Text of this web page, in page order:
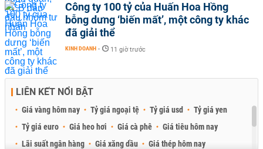
Công ty 100 tỷ của Huấn Hoa Hồng
bỗng dưng ‘biến mất’, một công ty khác
đã giải thể
KINH DOANH - 11 giờ trước
LIÊN KẾT NỔI BẬT
Giá vàng hôm nay Tỷ giá ngoại tệ Tỷ giá usd
Tỷ giá yen
Tỷ giá euro
Giá heo hơi Giá cà phê
Giá tiêu hôm nay
Lãi suất ngân hàng
Giá xăng dầu
Giá thép hôm nay